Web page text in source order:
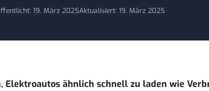
19. März 2025Aktualisiert: 19. März 2025
Elektroautos ähnlich schnell zu laden wie